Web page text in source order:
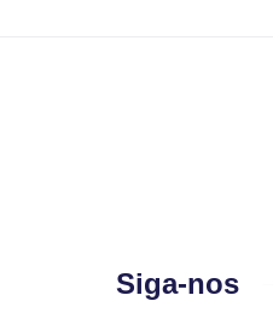
Siga-nos